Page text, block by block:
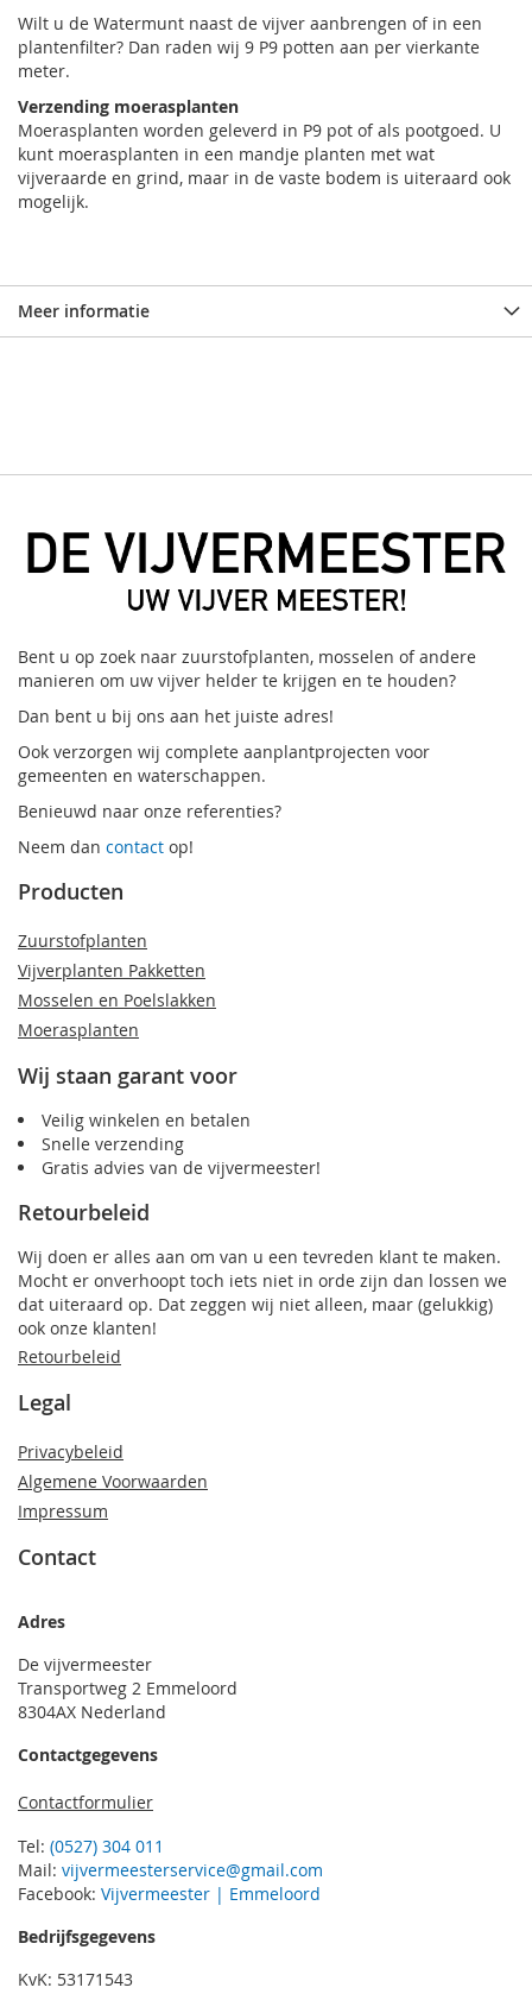
Wilt u de Watermunt naast de vijver aanbrengen of in een
plantenfilter? Dan raden wij 9 P9 potten aan per vierkante
meter.
Verzending moerasplanten
Moerasplanten worden geleverd in P9 pot of als pootgoed. U
kunt moerasplanten in een mandje planten met wat
vijveraarde en grind, maar in de vaste bodem is uiteraard ook
mogelijk.
Meer informatie
Bent u op zoek naar zuurstofplanten, mosselen of andere
manieren om uw vijver helder te krijgen en te houden?
Dan bent u bij ons aan het juiste adres!
Ook verzorgen wij complete aanplantprojecten voor
gemeenten en waterschappen.
Benieuwd naar onze referenties?
Neem dan contact op!
Producten
Zuurstofplanten
Vijverplanten Pakketten
Mosselen en Poelslakken
Moerasplanten
Wij staan garant voor
Veilig winkelen en betalen
Snelle verzending
Gratis advies van de vijvermeester!
Retourbeleid
Wij doen er alles aan om van u een tevreden klant te maken.
Mocht er onverhoopt toch iets niet in orde zijn dan lossen we
dat uiteraard op. Dat zeggen wij niet alleen, maar (gelukkig)
ook onze klanten!
Retourbeleid
Legal
Privacybeleid
Algemene Voorwaarden
Impressum
Contact
Adres
De vijvermeester
Transportweg 2 Emmeloord
8304AX Nederland
Contactgegevens
Contactformulier
Tel: (0527) 304 011
Mail: vijvermeesterservice@gmail.com
Facebook: Vijvermeester | Emmeloord
Bedrijfsgegevens
KvK: 53171543